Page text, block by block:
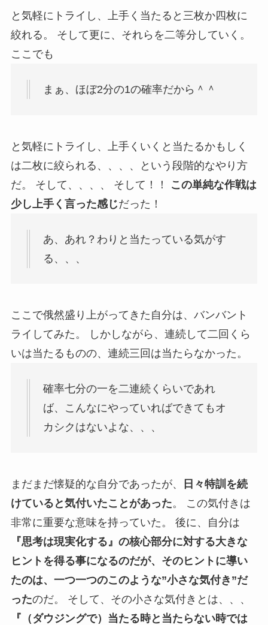
と気軽にトライし、上手く当たると三枚か四枚に
絞れる。 そして更に、それらを二等分していく。
ここでも
まぁ、ほぼ2分の1の確率だから＾＾
と気軽にトライし、上手くいくと当たるかもしく
は二枚に絞られる、、、、という段階的なやり方
だ。 そして、、、、 そして！！
この単純な作戦は
少し上手く言った感じだった！
あ、あれ？わりと当たっている気がす
る、、、
ここで俄然盛り上がってきた自分は、バンバント
ライしてみた。 しかしながら、連続して二回くら
いは当たるものの、連続三回は当たらなかった。
確率七分の一を二連続くらいであれ
ば、こんなにやっていればできてもオ
カシクはないよな、、、
まだまだ懐疑的な自分であったが、
日々特訓を続
けていると気付いたことがあった。 この気付きは
非常に重要な意味を持っていた。 後に、自分は
『思考は現実化する』の核心部分に対する大きな
ヒントを得る事になるのだが、そのヒントに導い
たのは、一つ一つのこのような”小さな気付き”だ
ったのだ。 そして、その小さな気付きとは、、、
『（ダウジングで）当たる時と当たらない時では